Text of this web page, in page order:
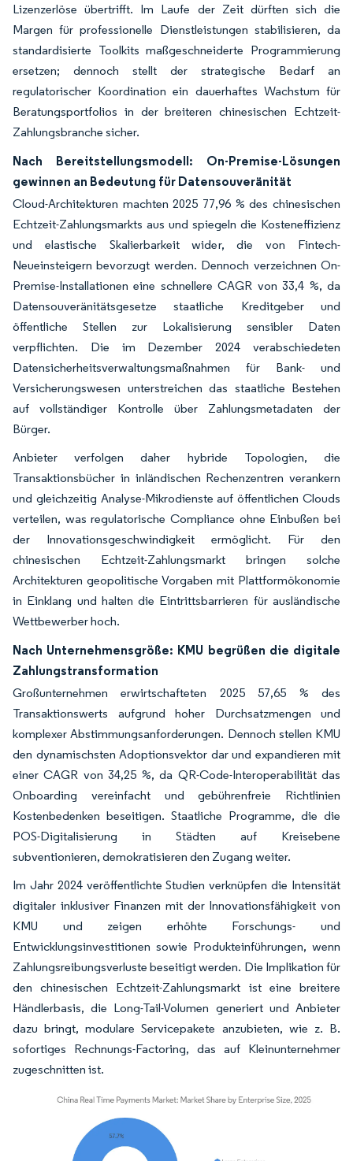
Lizenzerlöse übertrifft. Im Laufe der Zeit dürften sich die
Margen für professionelle Dienstleistungen stabilisieren, da
standardisierte Toolkits maßgeschneiderte Programmierung
ersetzen; dennoch stellt der strategische Bedarf an
regulatorischer Koordination ein dauerhaftes Wachstum für
Beratungsportfolios in der breiteren chinesischen Echtzeit-
Zahlungsbranche sicher.
Nach Bereitstellungsmodell: On-Premise-Lösungen
gewinnen an Bedeutung für Datensouveränität
Cloud-Architekturen machten 2025 77,96 % des chinesischen
Echtzeit-Zahlungsmarkts aus und spiegeln die Kosteneffizienz
und elastische Skalierbarkeit wider, die von Fintech-
Neueinsteigern bevorzugt werden. Dennoch verzeichnen On-
Premise-Installationen eine schnellere CAGR von 33,4 %, da
Datensouveränitätsgesetze staatliche Kreditgeber und
öffentliche Stellen zur Lokalisierung sensibler Daten
verpflichten. Die im Dezember 2024 verabschiedeten
Datensicherheitsverwaltungsmaßnahmen für Bank- und
Versicherungswesen unterstreichen das staatliche Bestehen
auf vollständiger Kontrolle über Zahlungsmetadaten der
Bürger.
Anbieter verfolgen daher hybride Topologien, die
Transaktionsbücher in inländischen Rechenzentren verankern
und gleichzeitig Analyse-Mikrodienste auf öffentlichen Clouds
verteilen, was regulatorische Compliance ohne Einbußen bei
der Innovationsgeschwindigkeit ermöglicht. Für den
chinesischen Echtzeit-Zahlungsmarkt bringen solche
Architekturen geopolitische Vorgaben mit Plattformökonomie
in Einklang und halten die Eintrittsbarrieren für ausländische
Wettbewerber hoch.
Nach Unternehmensgröße: KMU begrüßen die digitale
Zahlungstransformation
Großunternehmen erwirtschafteten 2025 57,65 % des
Transaktionswerts aufgrund hoher Durchsatzmengen und
komplexer Abstimmungsanforderungen. Dennoch stellen KMU
den dynamischsten Adoptionsvektor dar und expandieren mit
einer CAGR von 34,25 %, da QR-Code-Interoperabilität das
Onboarding vereinfacht und gebührenfreie Richtlinien
Kostenbedenken beseitigen. Staatliche Programme, die die
POS-Digitalisierung in Städten auf Kreisebene
subventionieren, demokratisieren den Zugang weiter.
Im Jahr 2024 veröffentlichte Studien verknüpfen die Intensität
digitaler inklusiver Finanzen mit der Innovationsfähigkeit von
KMU und zeigen erhöhte Forschungs- und
Entwicklungsinvestitionen sowie Produkteinführungen, wenn
Zahlungsreibungsverluste beseitigt werden. Die Implikation für
den chinesischen Echtzeit-Zahlungsmarkt ist eine breitere
Händlerbasis, die Long-Tail-Volumen generiert und Anbieter
dazu bringt, modulare Servicepakete anzubieten, wie z. B.
sofortiges Rechnungs-Factoring, das auf Kleinunternehmer
zugeschnitten ist.